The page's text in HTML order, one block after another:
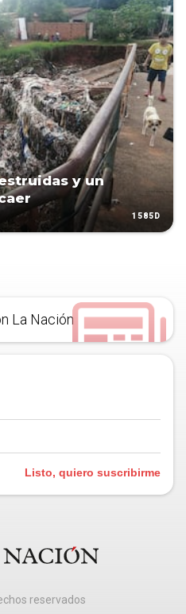
y un
1585D
La Nación
Listo, quiero suscribirme
reservados